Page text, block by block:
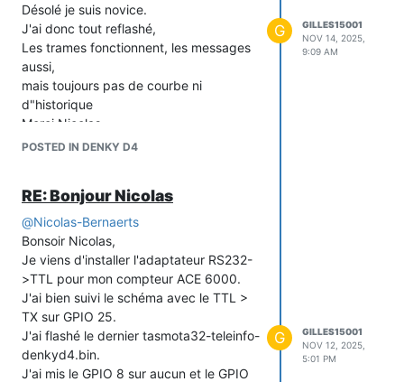
Désolé je suis novice.
J'ai donc tout reflashé,
Les trames fonctionnent, les messages
aussi,
mais toujours pas de courbe ni
d"historique
Merci Nicolas,
Gilles
POSTED IN DENKY D4
G
GILLES15001
NOV 14, 2025,
9:09 AM
RE: Bonjour Nicolas
@Nicolas-Bernaerts
Bonsoir Nicolas,
Je viens d'installer l'adaptateur RS232-
>TTL pour mon compteur ACE 6000.
J'ai bien suivi le schéma avec le TTL >
TX sur GPIO 25.
J'ai flashé le dernier tasmota32-teleinfo-
denkyd4.bin.
J'ai mis le GPIO 8 sur aucun et le GPIO
G
GILLES15001
NOV 12, 2025,
5:01 PM